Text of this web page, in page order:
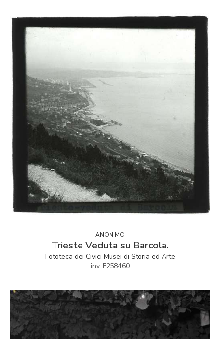
ANONIMO
Trieste Veduta su Barcola.
Fototeca dei Civici Musei di Storia ed Arte
inv. F258460